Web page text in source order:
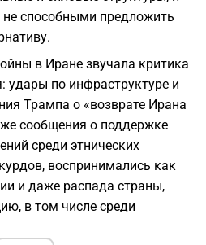
способными предложить
в Иране звучала критика
удары по инфраструктуре и
Трампа о «возврате Ирана
сообщения о поддержке
среди этнических
воспринимались как
и даже распада страны,
в том числе среди